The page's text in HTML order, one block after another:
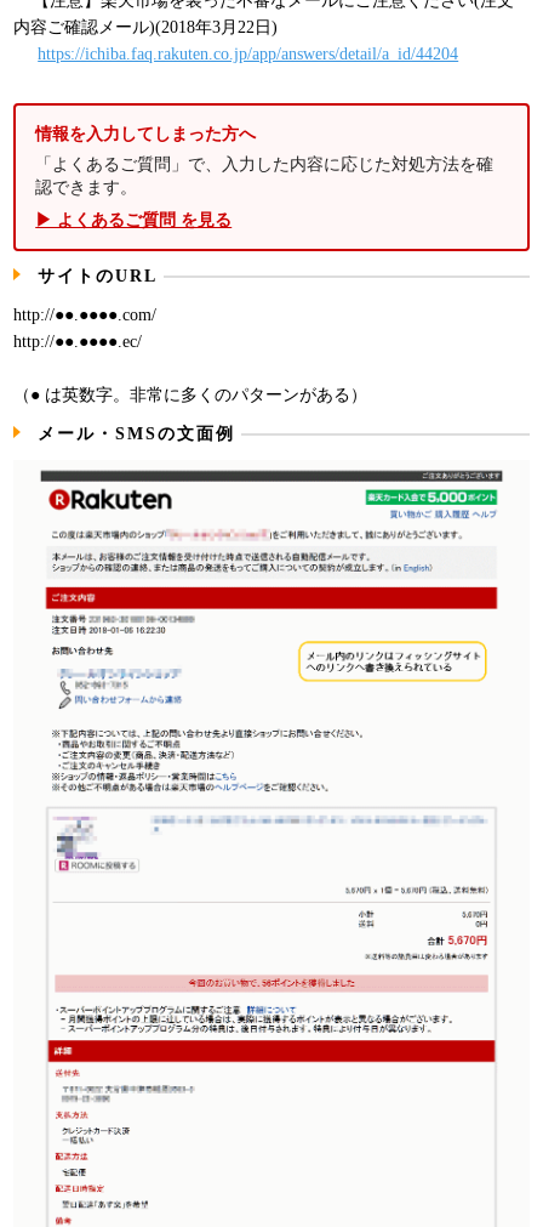
内容ご確認メール)(2018年3月22日)
https://ichiba.faq.rakuten.co.jp/app/answers/detail/a_id/44204
情報を入力してしまった方へ
「よくあるご質問」で、入力した内容に応じた対処方法を確
認できます。
▶ よくあるご質問 を見る
サイトのURL
http://●●.●●●●.com/
http://●●.●●●●.ec/
（● は英数字。非常に多くのパターンがある）
メール・SMSの文面例